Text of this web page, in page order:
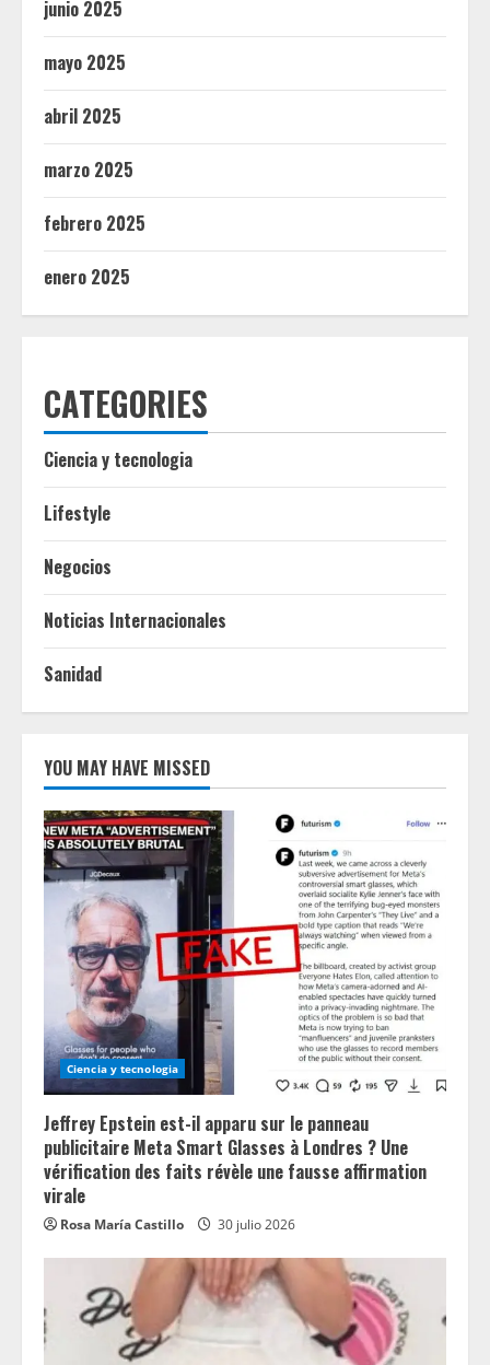
junio 2025
mayo 2025
abril 2025
marzo 2025
febrero 2025
enero 2025
CATEGORIES
Ciencia y tecnologia
Lifestyle
Negocios
Noticias Internacionales
Sanidad
YOU MAY HAVE MISSED
Ciencia y tecnologia
Jeffrey Epstein est-il apparu sur le panneau
publicitaire Meta Smart Glasses à Londres ? Une
vérification des faits révèle une fausse affirmation
virale
Rosa María Castillo 30 julio 2026